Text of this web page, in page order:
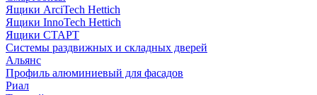
Ящики ArciTech Hettich
Ящики InnoTech Hettich
Ящики СТАРТ
Системы раздвижных и складных дверей
Альянс
Профиль алюминиевый для фасадов
Риал